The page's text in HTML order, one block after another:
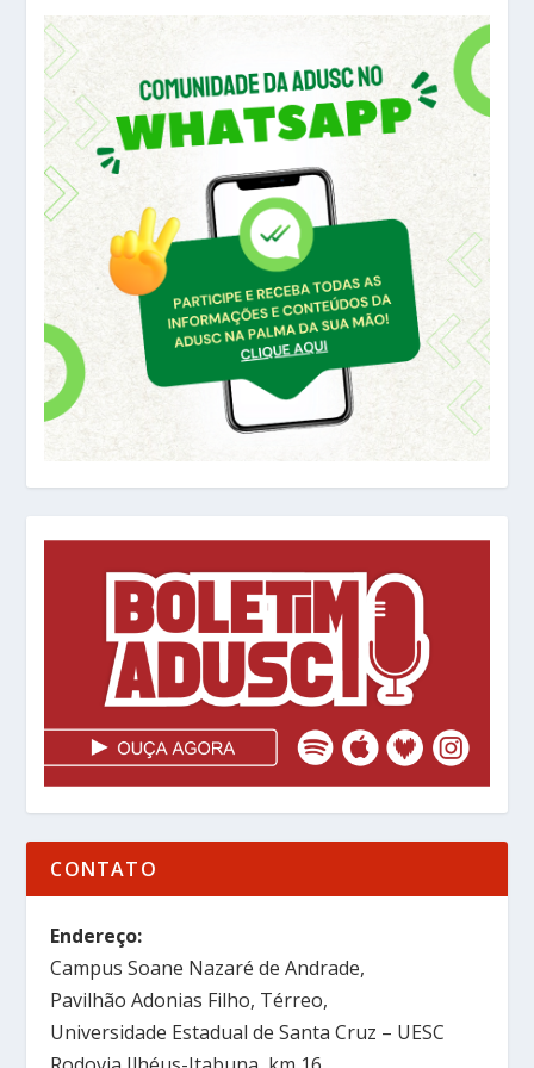
CONTATO
Endereço:
Campus Soane Nazaré de Andrade,
Pavilhão Adonias Filho, Térreo,
Universidade Estadual de Santa Cruz – UESC